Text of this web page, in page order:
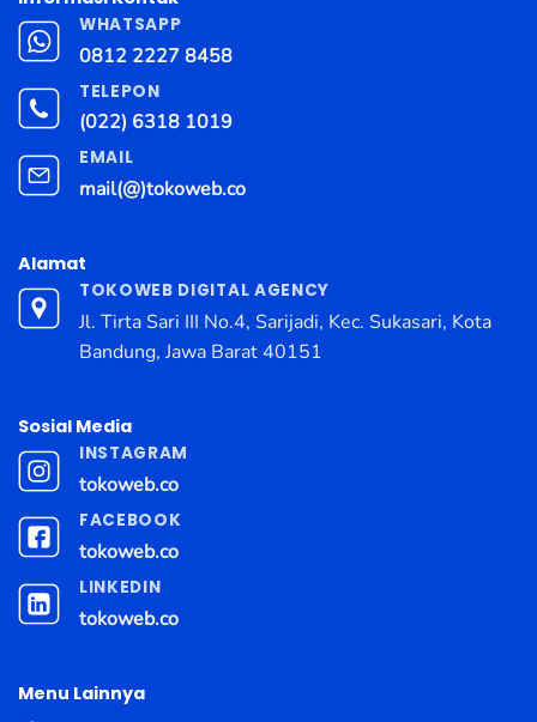
WHATSAPP
0812 2227 8458
TELEPON
(022) 6318 1019
EMAIL
mail(@)tokoweb.co
Alamat
TOKOWEB DIGITAL AGENCY
Jl. Tirta Sari III No.4, Sarijadi, Kec. Sukasari, Kota
Bandung, Jawa Barat 40151
Sosial Media
INSTAGRAM
tokoweb.co
FACEBOOK
tokoweb.co
LINKEDIN
tokoweb.co
Menu Lainnya